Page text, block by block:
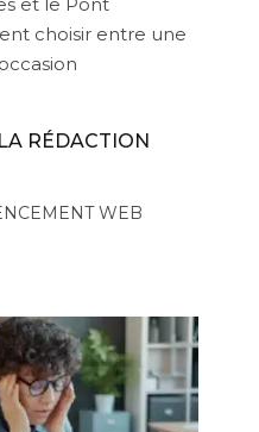
choisir entre une
RÉDACTION
WEB